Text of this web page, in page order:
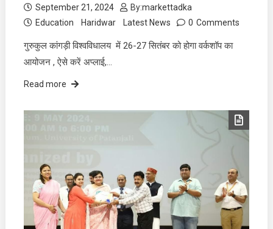
September 21, 2024 By:markettadka
Education
Haridwar Latest News 0 Comments
गुरुकुल कांगड़ी विश्वविधालय में 26-27 सितंबर को होगा वर्कशॉप का
आयोजन , ऐसे करें अप्लाई,…
Read more